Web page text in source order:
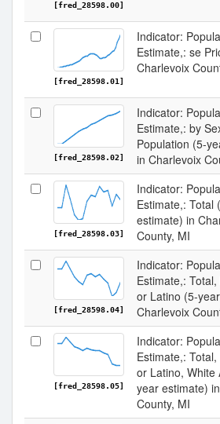
[fred_28598.00]
[fred_28598.01]
Indicator:
Estimate,: se
Charlevoix
[fred_28598.02]
Indicator:
Estimate,: by
Population (5-
in Charlevoix
[fred_28598.03]
Indicator:
Estimate,: Total
estimate) in
County, MI
[fred_28598.04]
Indicator:
Estimate,:
or Latino (5-
Charlevoix
[fred_28598.05]
Indicator:
Estimate,:
or Latino, White
year estimate)
County, MI